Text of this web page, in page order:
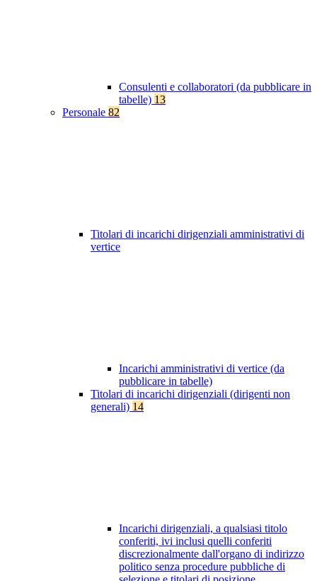
Consulenti e collaboratori (da pubblicare in
tabelle) 13
Personale 82
Titolari di incarichi dirigenziali amministrativi di
vertice
Incarichi amministrativi di vertice (da
pubblicare in tabelle)
Titolari di incarichi dirigenziali (dirigenti non
generali) 14
Incarichi dirigenziali, a qualsiasi titolo
conferiti, ivi inclusi quelli conferiti
discrezionalmente dall'organo di indirizzo
politico senza procedure pubbliche di